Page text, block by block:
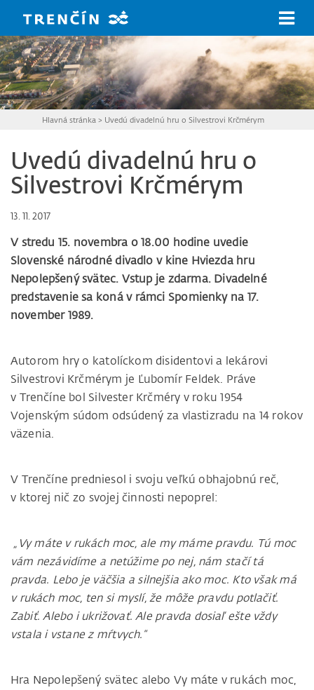
Hlavná stránka > Uvedú divadelnú hru o Silvestrovi Krčmérym
Uvedú divadelnú hru o
Silvestrovi Krčmérym
13. 11. 2017
V stredu 15. novembra o 18.00 hodine uvedie
Slovenské národné divadlo v kine Hviezda hru
Nepolepšený svätec. Vstup je zdarma. Divadelné
predstavenie sa koná v rámci Spomienky na 17.
november 1989.
Autorom hry o katolíckom disidentovi a lekárovi
Silvestrovi Krčmérym je Ľubomír Feldek. Práve
v Trenčíne bol Silvester Krčméry v roku 1954
Vojenským súdom odsúdený za vlastizradu na 14 rokov
väzenia.
V Trenčíne predniesol i svoju veľkú obhajobnú reč,
v ktorej nič zo svojej činnosti nepoprel:
„Vy máte v rukách moc, ale my máme pravdu. Tú moc
vám nezávidíme a netúžime po nej, nám stačí tá
pravda. Lebo je väčšia a silnejšia ako moc. Kto však má
v rukách moc, ten si myslí, že môže pravdu potlačiť.
Zabiť. Alebo i ukrižovať. Ale pravda dosiaľ ešte vždy
vstala i vstane z mŕtvych.“
Hra Nepolepšený svätec alebo Vy máte v rukách moc,